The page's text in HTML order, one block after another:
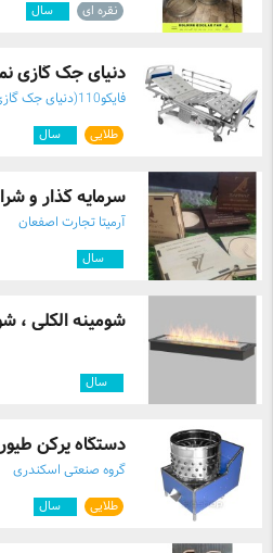
نقره ای سال
دنیای جک گازی
طلایی سال
سرمایه گذار و
آرمیتا تجارت اصفعان
سال
شومینه الکلی ،
سال
دستگاه پرکن طیور
گروه صنعتی اسکندری
طلایی سال